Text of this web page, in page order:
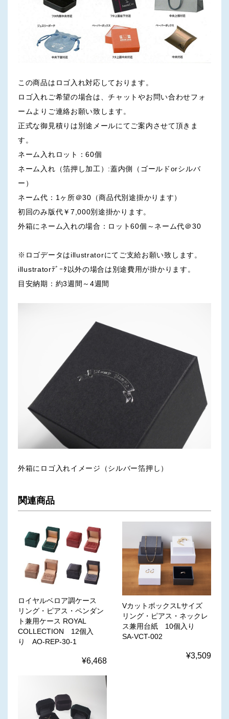
この商品はロゴ入れ対応しております。
ロゴ入れご希望の場合は、チャットやお問い合わせフォ
ームよりご連絡お願い致します。
正式な御見積りは別途メールにてご案内させて頂きま
す。
ネーム入れロット：60個
ネーム入れ（箔押し加工）:蓋内側（ゴールドorシルバ
ー）
ネーム代：1ヶ所＠30（商品代別途掛かります）
初回のみ版代￥7,000別途掛かります。
外箱にネーム入れの場合：ロット60個～ネーム代＠30
※ロゴデータはillustratorにてご支給お願い致します。
illustratorﾃﾞｰﾀ以外の場合は別途費用が掛かります。
目安納期：約3週間～4週間
外箱にロゴ入れイメージ（シルバー箔押し）
関連商品
ロイヤルベロア調ケース
リング・ピアス・ペンダン
ト兼用ケース ROYAL
COLLECTION 12個入
り AO-REP-30-1
¥6,468
VカットボックスLサイズ
リング・ピアス・ネックレ
ス兼用台紙 10個入り
SA-VCT-002
¥3,509